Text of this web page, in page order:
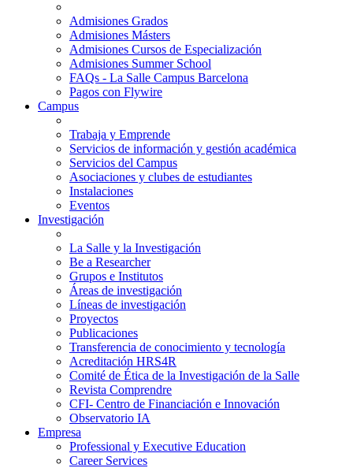
Admisiones Grados
Admisiones Másters
Admisiones Cursos de Especialización
Admisiones Summer School
FAQs - La Salle Campus Barcelona
Pagos con Flywire
Campus
Trabaja y Emprende
Servicios de información y gestión académica
Servicios del Campus
Asociaciones y clubes de estudiantes
Instalaciones
Eventos
Investigación
La Salle y la Investigación
Be a Researcher
Grupos e Institutos
Áreas de investigación
Líneas de investigación
Proyectos
Publicaciones
Transferencia de conocimiento y tecnología
Acreditación HRS4R
Comité de Ética de la Investigación de la Salle
Revista Comprendre
CFI- Centro de Financiación e Innovación
Observatorio IA
Empresa
Professional y Executive Education
Career Services